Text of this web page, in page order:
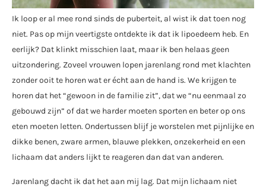
Ik loop er al mee rond sinds de puberteit, al wist ik dat toen nog
niet. Pas op mijn veertigste ontdekte ik dat ik lipoedeem heb. En
eerlijk? Dat klinkt misschien laat, maar ik ben helaas geen
uitzondering. Zoveel vrouwen lopen jarenlang rond met klachten
zonder ooit te horen wat er écht aan de hand is. We krijgen te
horen dat het “gewoon in de familie zit”, dat we “nu eenmaal zo
gebouwd zijn” of dat we harder moeten sporten en beter op ons
eten moeten letten. Ondertussen blijf je worstelen met pijnlijke en
dikke benen, zware armen, blauwe plekken, onzekerheid en een
lichaam dat anders lijkt te reageren dan dat van anderen.
Jarenlang dacht ik dat het aan mij lag. Dat mijn lichaam niet